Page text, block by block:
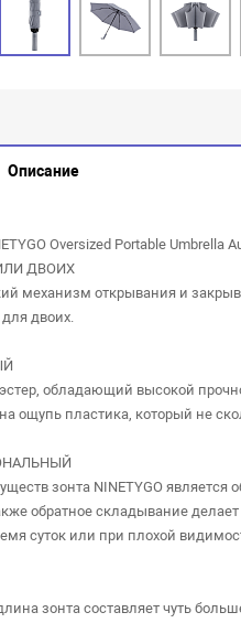
Описание
Oversized Portable Umbrella
ДВОИХ
механизм открывания и
двоих.
обладающий высокой
ощупь пластика, который не
зонта NINETYGO является
обратное складывание
суток или при плохой
зонта составляет чуть